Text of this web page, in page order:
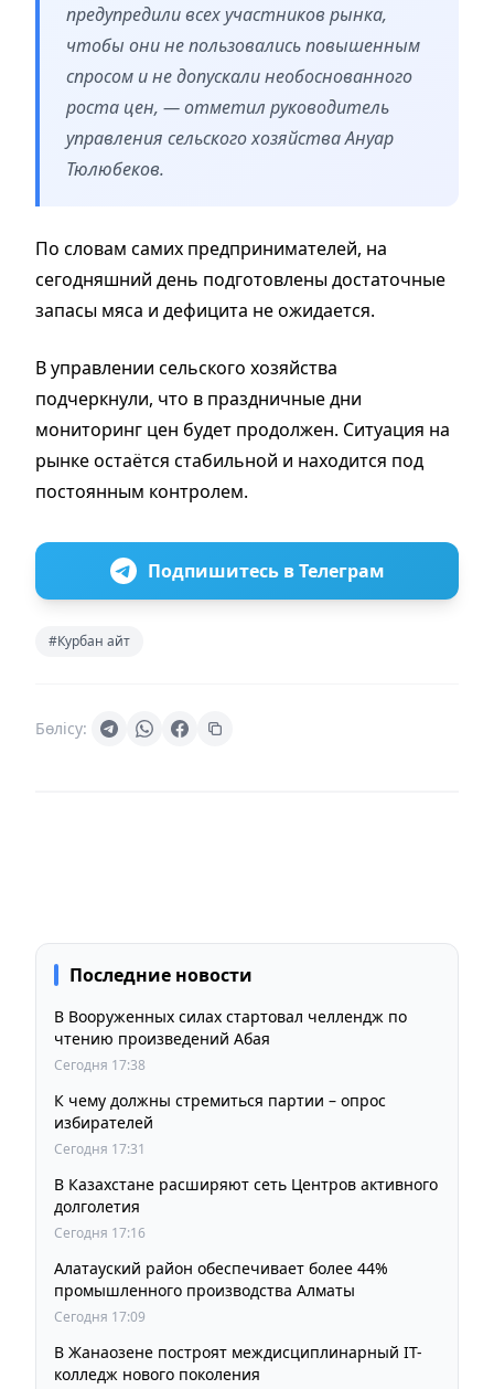
предупредили всех участников рынка,
чтобы они не пользовались повышенным
спросом и не допускали необоснованного
роста цен, — отметил руководитель
управления сельского хозяйства Ануар
Тюлюбеков.
По словам самих предпринимателей, на
сегодняшний день подготовлены достаточные
запасы мяса и дефицита не ожидается.
В управлении сельского хозяйства
подчеркнули, что в праздничные дни
мониторинг цен будет продолжен. Ситуация на
рынке остаётся стабильной и находится под
постоянным контролем.
Подпишитесь в Телеграм
#Курбан айт
Бөлісу:
Последние новости
В Вооруженных силах стартовал челлендж по
чтению произведений Абая
Сегодня 17:38
К чему должны стремиться партии – опрос
избирателей
Сегодня 17:31
В Казахстане расширяют сеть Центров активного
долголетия
Сегодня 17:16
Алатауский район обеспечивает более 44%
промышленного производства Алматы
Сегодня 17:09
В Жанаозене построят междисциплинарный IT-
колледж нового поколения